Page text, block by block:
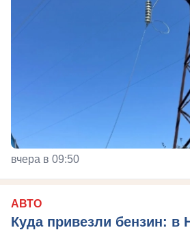
вчера в 09:50
АВТО
Куда привезли бензин: в